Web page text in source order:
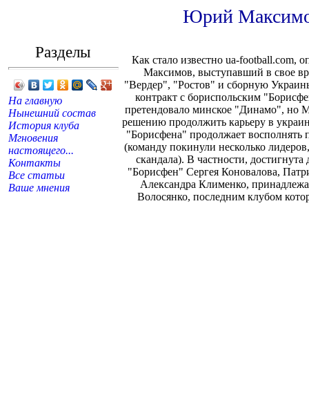
Юрий
Разделы
На главную
Нынешний состав
История клуба
Мгновения
настоящего...
Контакты
Все статьи
Ваше мнения
Как стало известно ua-
Максимов, выступавший в свое
"Вердер", "Ростов" и сборную
контракт с бориспольским
претендовало минское "Динамо", но
решению продолжить карьеру в
"Борисфена" продолжает восполнять
(команду покинули несколько
скандала). В частности, достигнута
"Борисфен" Сергея Коновалова,
Александра Клименко,
Волосянко, последним клубом